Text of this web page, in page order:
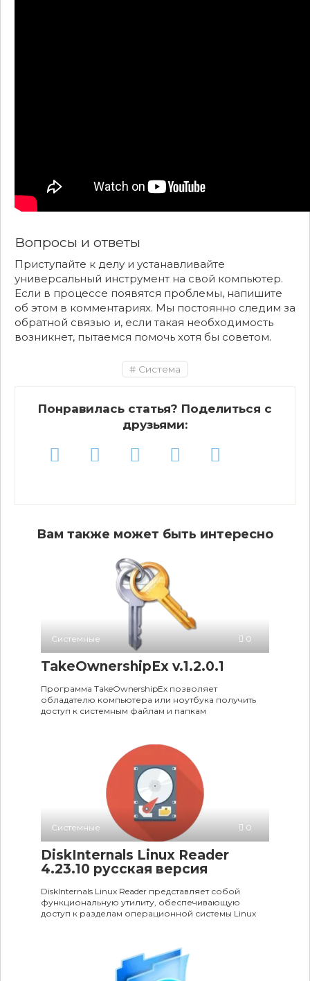
Вопросы и ответы
Приступайте к делу и устанавливайте
универсальный инструмент на свой компьютер.
Если в процессе появятся проблемы, напишите
об этом в комментариях. Мы постоянно следим за
обратной связью и, если такая необходимость
возникнет, пытаемся помочь хотя бы советом.
Система
Понравилась статья? Поделиться с
друзьями:
Вам также может быть интересно
Системные 0
TakeOwnershipEx v.1.2.0.1
Программа TakeOwnershipEx позволяет
обладателю компьютера или ноутбука получить
доступ к системным файлам и папкам
Системные 0
DiskInternals Linux Reader
4.23.10 русская версия
DiskInternals Linux Reader представляет собой
функциональную утилиту, обеспечивающую
доступ к разделам операционной системы Linux